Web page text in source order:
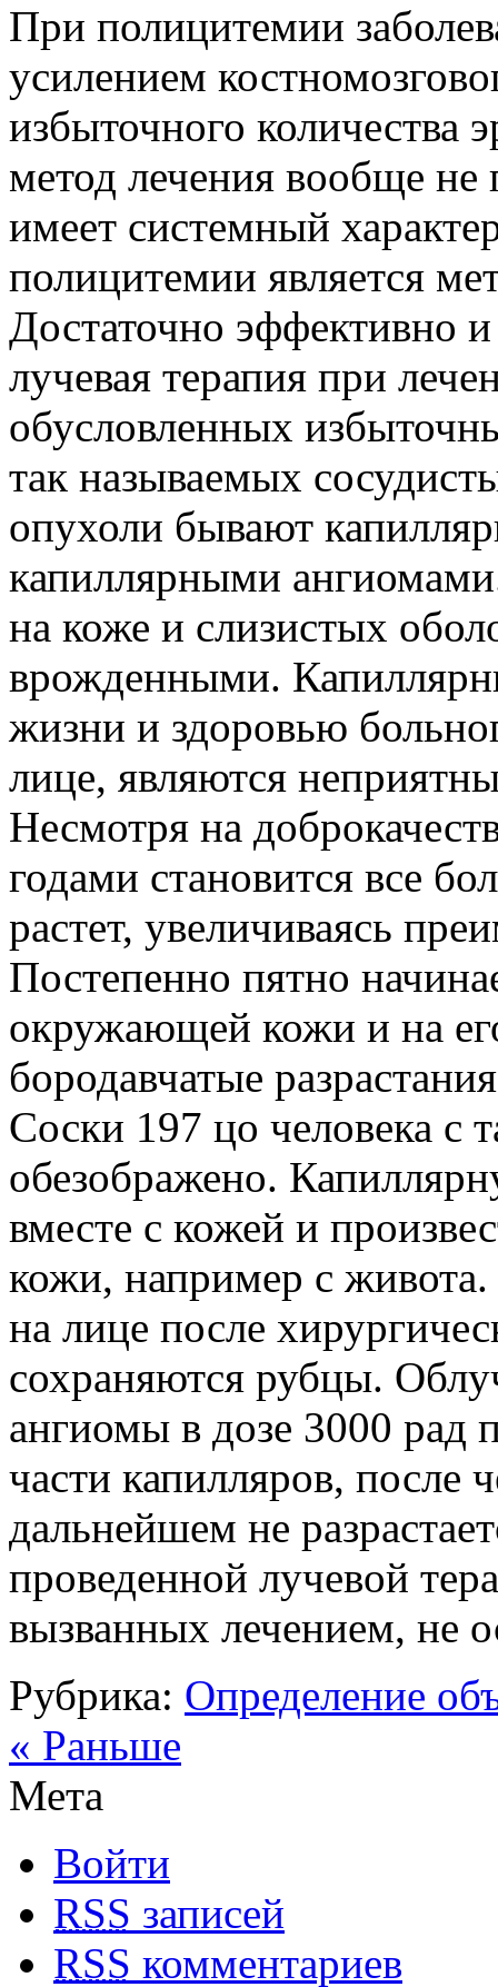
При полицитемии
усилением
избыточного количества
метод лечения вообще не
имеет системный
полицитемии является
Достаточно эффективно
лучевая терапия при
обусловленных
так называемых
опухоли бывают
капиллярными
на коже и слизистых
врожденными.
жизни и здоровью
лице, являются
Несмотря на
годами становится все
растет, увеличиваясь
Постепенно пятно
окружающей кожи и на
бородавчатые
Соски 197 цо человека с
обезображено.
вместе с кожей и
кожи, например с живота.
на лице после
сохраняются рубцы.
ангиомы в дозе 3000 рад
части капилляров, после
дальнейшем не
проведенной лучевой
вызванных лечением, не
Рубрика: Определение
« Раньше
Мета
Войти
RSS записей
RSS комментариев